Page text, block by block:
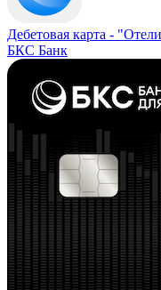
Дебетовая карта -
БКС Банк